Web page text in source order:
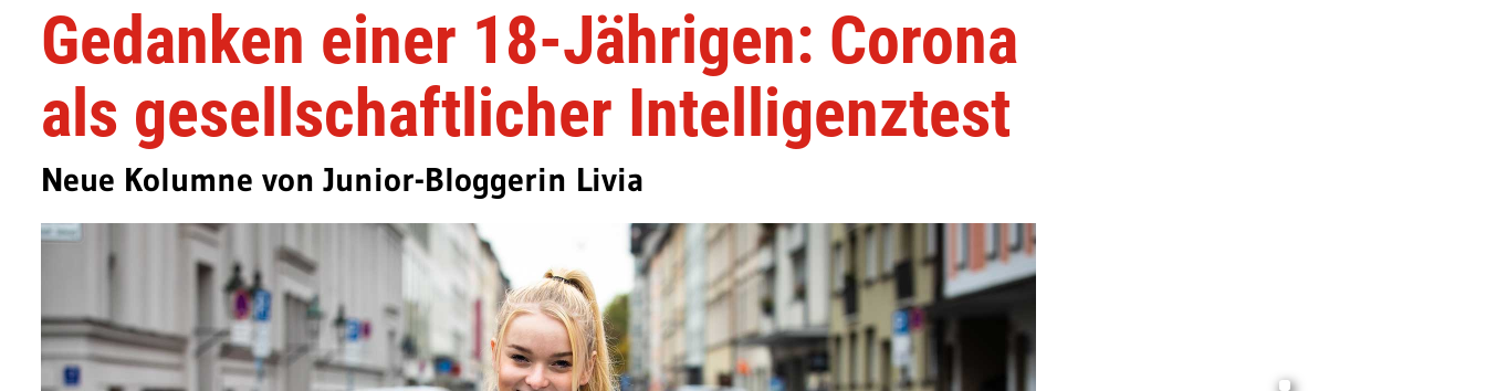
Gedanken einer 18-Jährigen: Corona
als gesellschaftlicher Intelligenztest
Neue Kolumne von Junior-Bloggerin Livia